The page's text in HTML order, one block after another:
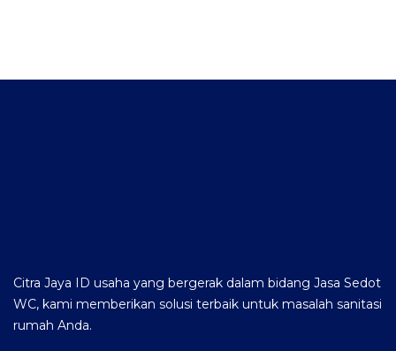
Citra Jaya ID usaha yang bergerak dalam bidang Jasa Sedot
WC, kami memberikan solusi terbaik untuk masalah sanitasi
rumah Anda.